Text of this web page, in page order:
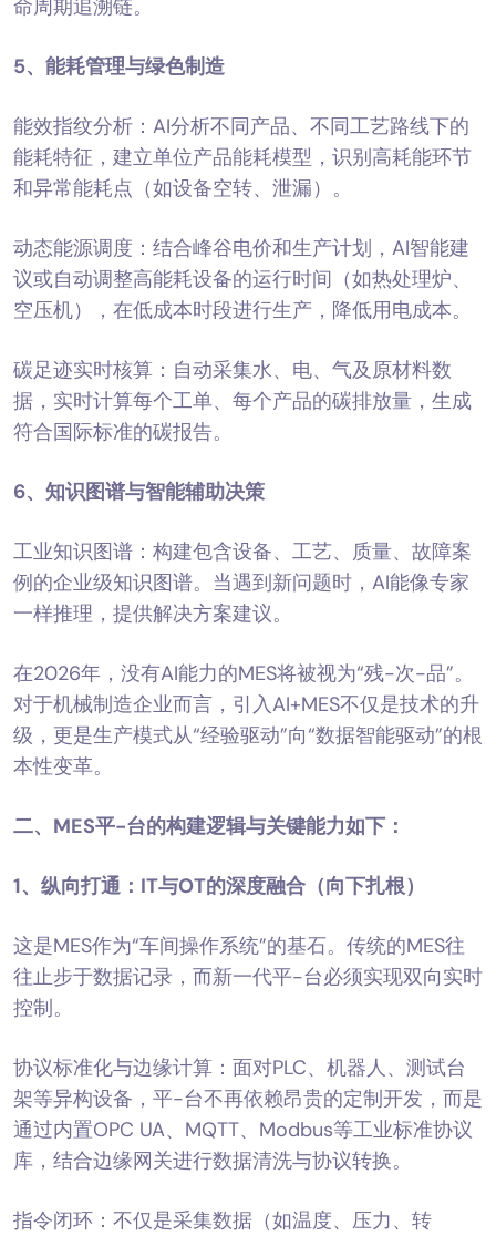
命周期追溯链。
5、 能耗管理与绿色制造
能效指纹分析：AI分析不同产品、不同工艺路线下的
能耗特征，建立单位产品能耗模型，识别高耗能环节
和异常能耗点（如设备空转、泄漏）。
动态能源调度：结合峰谷电价和生产计划，AI智能建
议或自动调整高能耗设备的运行时间（如热处理炉、
空压机），在低成本时段进行生产，降低用电成本。
碳足迹实时核算：自动采集水、电、气及原材料数
据，实时计算每个工单、每个产品的碳排放量，生成
符合国际标准的碳报告。
6、 知识图谱与智能辅助决策
工业知识图谱：构建包含设备、工艺、质量、故障案
例的企业级知识图谱。当遇到新问题时，AI能像专家
一样推理，提供解决方案建议。
在2026年，没有AI能力的MES将被视为“残-次-品”。
对于机械制造企业而言，引入AI+MES不仅是技术的升
级，更是生产模式从“经验驱动”向“数据智能驱动”的根
本性变革。
二、 MES平-台的构建逻辑与关键能力如下：
1、 纵向打通：IT与OT的深度融合（向下扎根）
这是MES作为“车间操作系统”的基石。传统的MES往
往止步于数据记录，而新一代平-台必须实现双向实时
控制。
协议标准化与边缘计算：面对PLC、机器人、测试台
架等异构设备，平-台不再依赖昂贵的定制开发，而是
通过内置OPC UA、MQTT、Modbus等工业标准协议
库，结合边缘网关进行数据清洗与协议转换。
指令闭环：不仅是采集数据（如温度、压力、转